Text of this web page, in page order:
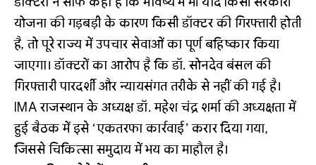
योजना की गड़बड़ी के कारण किसी डॉक्टर की गिरफ्तारी होती
है, तो पूरे राज्य में उपचार सेवाओं का पूर्ण बहिष्कार किया
जाएगा। डॉक्टरों का आरोप है कि डॉ. सोनदेव बंसल की
गिरफ्तारी पारदर्शी और न्यायसंगत तरीके से नहीं की गई है।
IMA राजस्थान के अध्यक्ष डॉ. महेश चंद्र शर्मा की अध्यक्षता में
हुई बैठक में इसे ‘एकतरफा कार्रवाई’ करार दिया गया,
जिससे चिकित्सा समुदाय में भय का माहौल है।